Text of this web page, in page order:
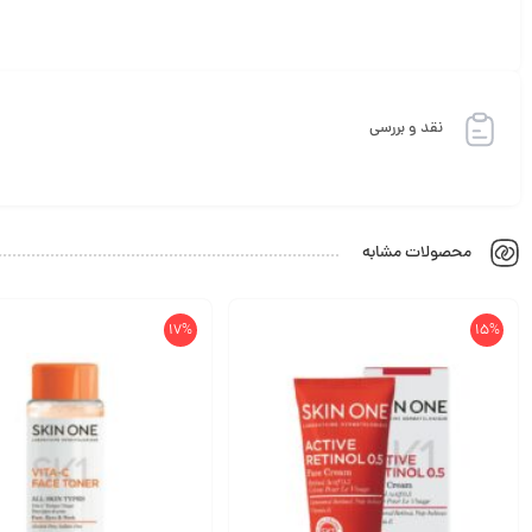
نقد و بررسی
محصولات مشابه
15%
17%